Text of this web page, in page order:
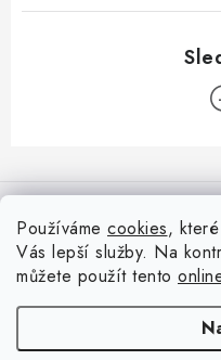
Používáme cookies,
Vás lepší služby. Na
můžete použít tento
á
Doprava
Nepřehlédněte
Blog s nápady a návody
Slovník pojmů, české návody